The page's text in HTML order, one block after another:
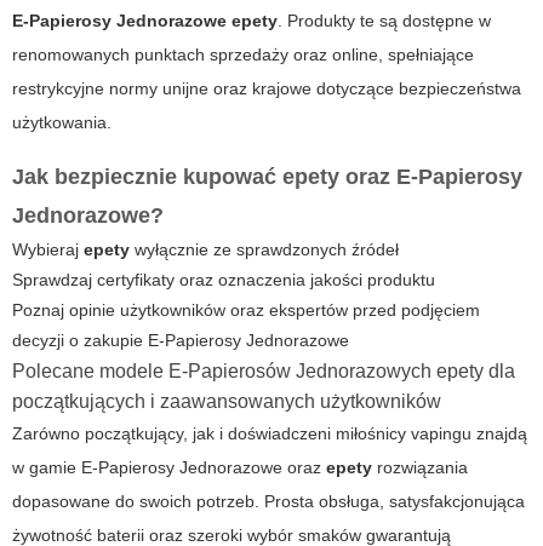
E-Papierosy Jednorazowe epety . Produkty te są dostępne w
renomowanych punktach sprzedaży oraz online, spełniające
restrykcyjne normy unijne oraz krajowe dotyczące bezpieczeństwa
użytkowania.
Jak bezpiecznie kupować epety oraz E-Papierosy
Jednorazowe?
Wybieraj epety wyłącznie ze sprawdzonych źródeł
Sprawdzaj certyfikaty oraz oznaczenia jakości produktu
Poznaj opinie użytkowników oraz ekspertów przed podjęciem
decyzji o zakupie E-Papierosy Jednorazowe
Polecane modele E-Papierosów Jednorazowych epety dla
początkujących i zaawansowanych użytkowników
Zarówno początkujący, jak i doświadczeni miłośnicy vapingu znajdą
w gamie E-Papierosy Jednorazowe oraz epety rozwiązania
dopasowane do swoich potrzeb. Prosta obsługa, satysfakcjonująca
żywotność baterii oraz szeroki wybór smaków gwarantują